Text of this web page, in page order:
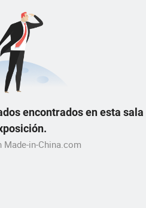
encontrados en esta sala
Made-in-China.com